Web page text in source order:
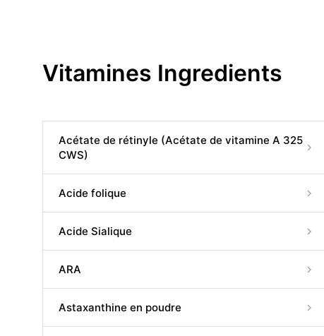
Vitamines Ingredients
Acétate de rétinyle (Acétate de vitamine A 325
CWS)
Acide folique
Acide Sialique
ARA
Astaxanthine en poudre